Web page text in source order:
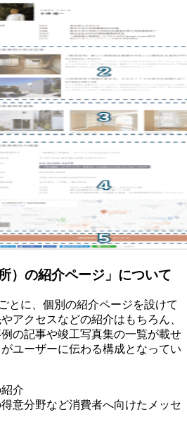
）の紹介ページ」について
とに、個別の紹介ページを設けて
アクセスなどの紹介はもちろん、
の記事や竣工写真集の一覧が載せ
ユーザーに伝わる構成となってい
介
意分野など消費者へ向けたメッセ